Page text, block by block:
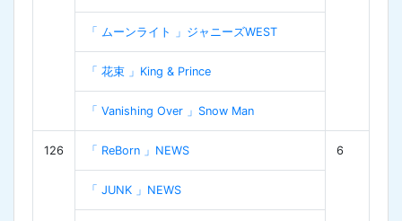
「 ムーンライト 」ジャニーズWEST
「 花束 」King & Prince
「 Vanishing Over 」Snow Man
126 「 ReBorn 」NEWS 6
「 JUNK 」NEWS